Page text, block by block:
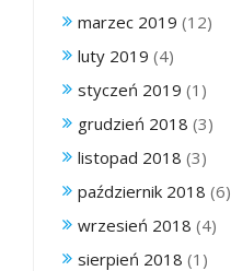
marzec 2019 (12)
luty 2019 (4)
styczeń 2019 (1)
grudzień 2018 (3)
listopad 2018 (3)
październik 2018 (6)
wrzesień 2018 (4)
sierpień 2018 (1)